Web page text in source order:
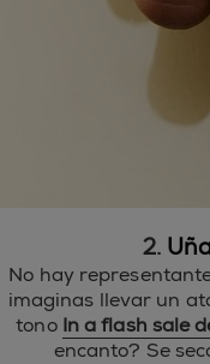
2.
No hay
imaginas llevar un
tono In a flash sale
encanto? Se